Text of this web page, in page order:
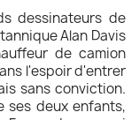
dessinateurs de
Alan Davis
de camion
l'espoir d'entrer
sans conviction.
ses deux enfants,